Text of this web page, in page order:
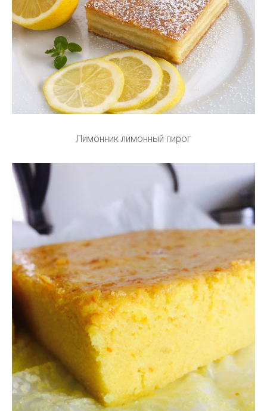
Лимонник лимонный пирог